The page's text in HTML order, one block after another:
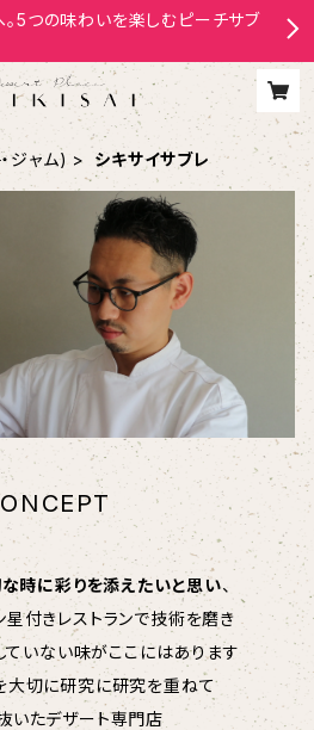
。5つの味わいを楽しむピーチサブ
ジャム) シキサイサブレ
時に彩りを添えたいと思い、
星付きレストランで技術を磨き
いない味がここにはあります
大切に研究に研究を重ねて
いたデザート専門店